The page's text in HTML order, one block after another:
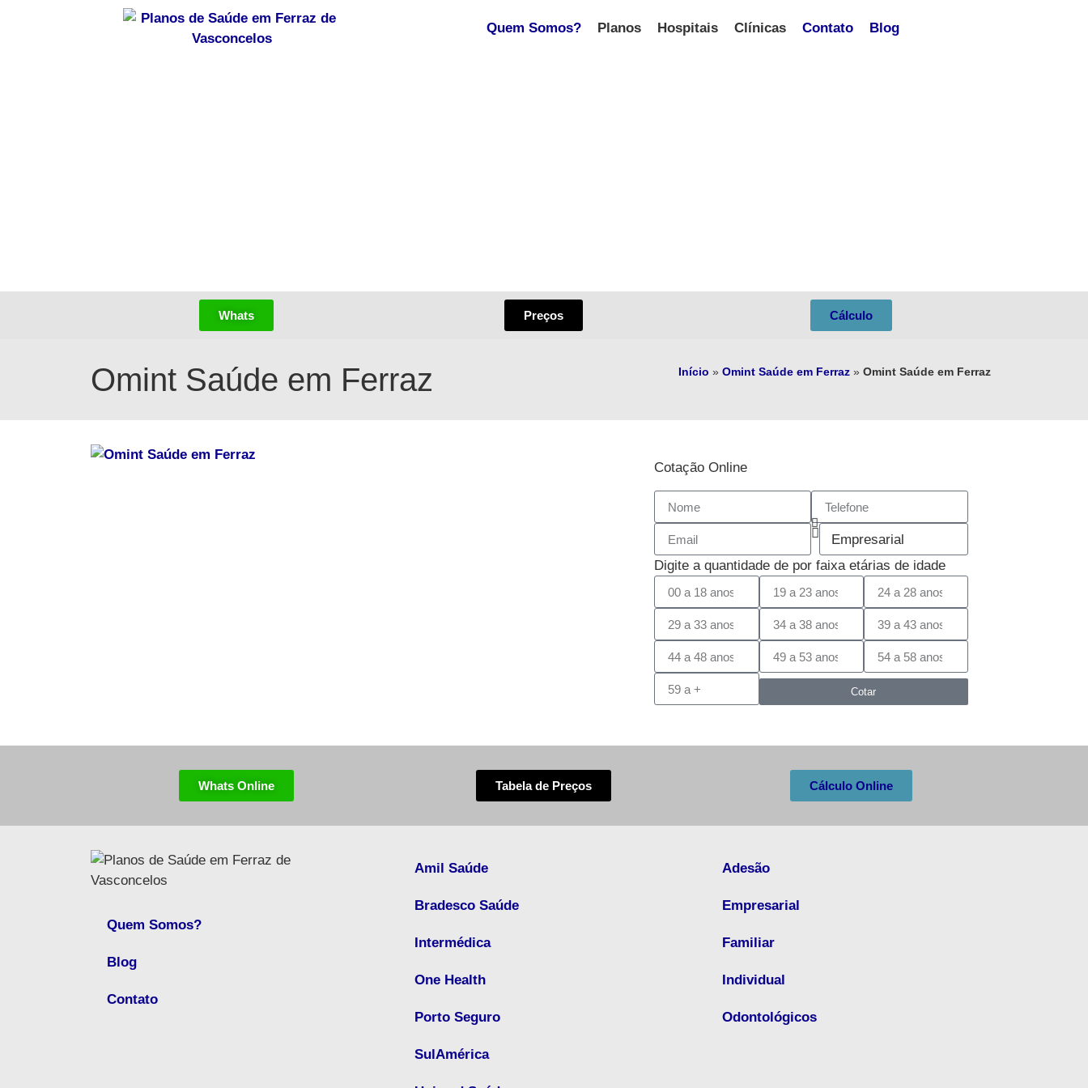
Quem Somos? Planos Hospitais Clínicas Contato Blog
Whats Preços Cálculo
Omint Saúde em Ferraz Início »Omint Saúde em Ferraz »Omint Saúde em Ferraz
Cotação Online
Digite a quantidade de por faixa etárias de idade
Cotar
Whats Online Tabela de Preços Cálculo Online
Quem Somos?
Blog
Contato
Amil Saúde
Bradesco Saúde
Intermédica
One Health
Porto Seguro
SulAmérica
Adesão
Empresarial
Familiar
Individual
Odontológicos